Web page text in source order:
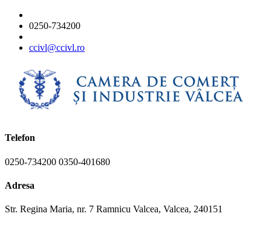
0250-734200
ccivl@ccivl.ro
Telefon
0250-734200 0350-401680
Adresa
Str. Regina Maria, nr. 7 Ramnicu Valcea, Valcea, 240151